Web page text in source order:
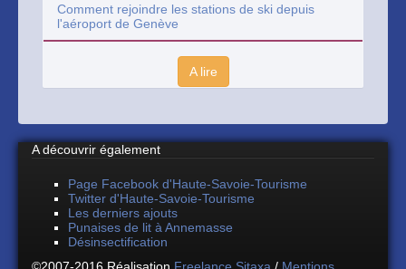
Comment rejoindre les stations de ski depuis
l'aéroport de Genève
A lire
A découvrir également
Page Facebook d'Haute-Savoie-Tourisme
Twitter d'Haute-Savoie-Tourisme
Les derniers ajouts
Punaises de lit à Annemasse
Désinsectification